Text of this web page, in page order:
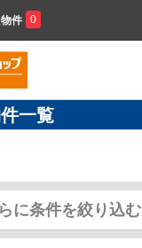
件 0
一覧
に条件を絞り込む